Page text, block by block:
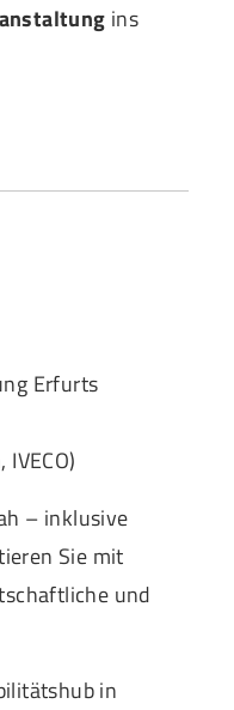
ins
Erfurts
– inklusive
Sie mit
und
in